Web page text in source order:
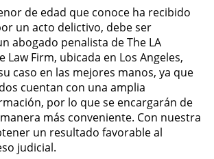
Agresión Agravada
Agresión Contra un Agente del
Orden Público
Asalto con Arma Mortal
Asalto con Químicos Cáusticos
Asalto Contra un Funcionario
de edad que conoce ha recibido
un acto delictivo, debe ser
abogado penalista de The LA
Law Firm, ubicada en Los Angeles,
caso en las mejores manos, ya que
cuentan con una amplia
por lo que se encargarán de
más conveniente. Con nuestra
un resultado favorable al
judicial.